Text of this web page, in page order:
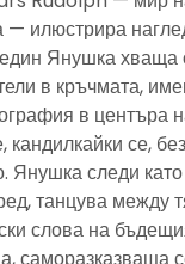
илюстрира
Янушка хваща
в кръчмата,
в центъра
кандилкайки се,
следи като
танцува между
слова на